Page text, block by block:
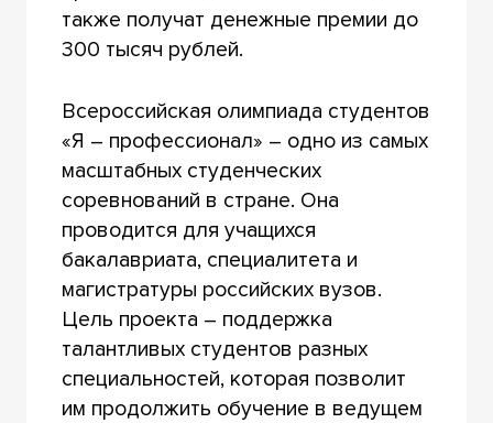
также получат денежные премии до
300 тысяч рублей.
Всероссийская олимпиада студентов
«Я – профессионал» – одно из самых
масштабных студенческих
соревнований в стране. Она
проводится для учащихся
бакалавриата, специалитета и
магистратуры российских вузов.
Цель проекта – поддержка
талантливых студентов разных
специальностей, которая позволит
им продолжить обучение в ведущем